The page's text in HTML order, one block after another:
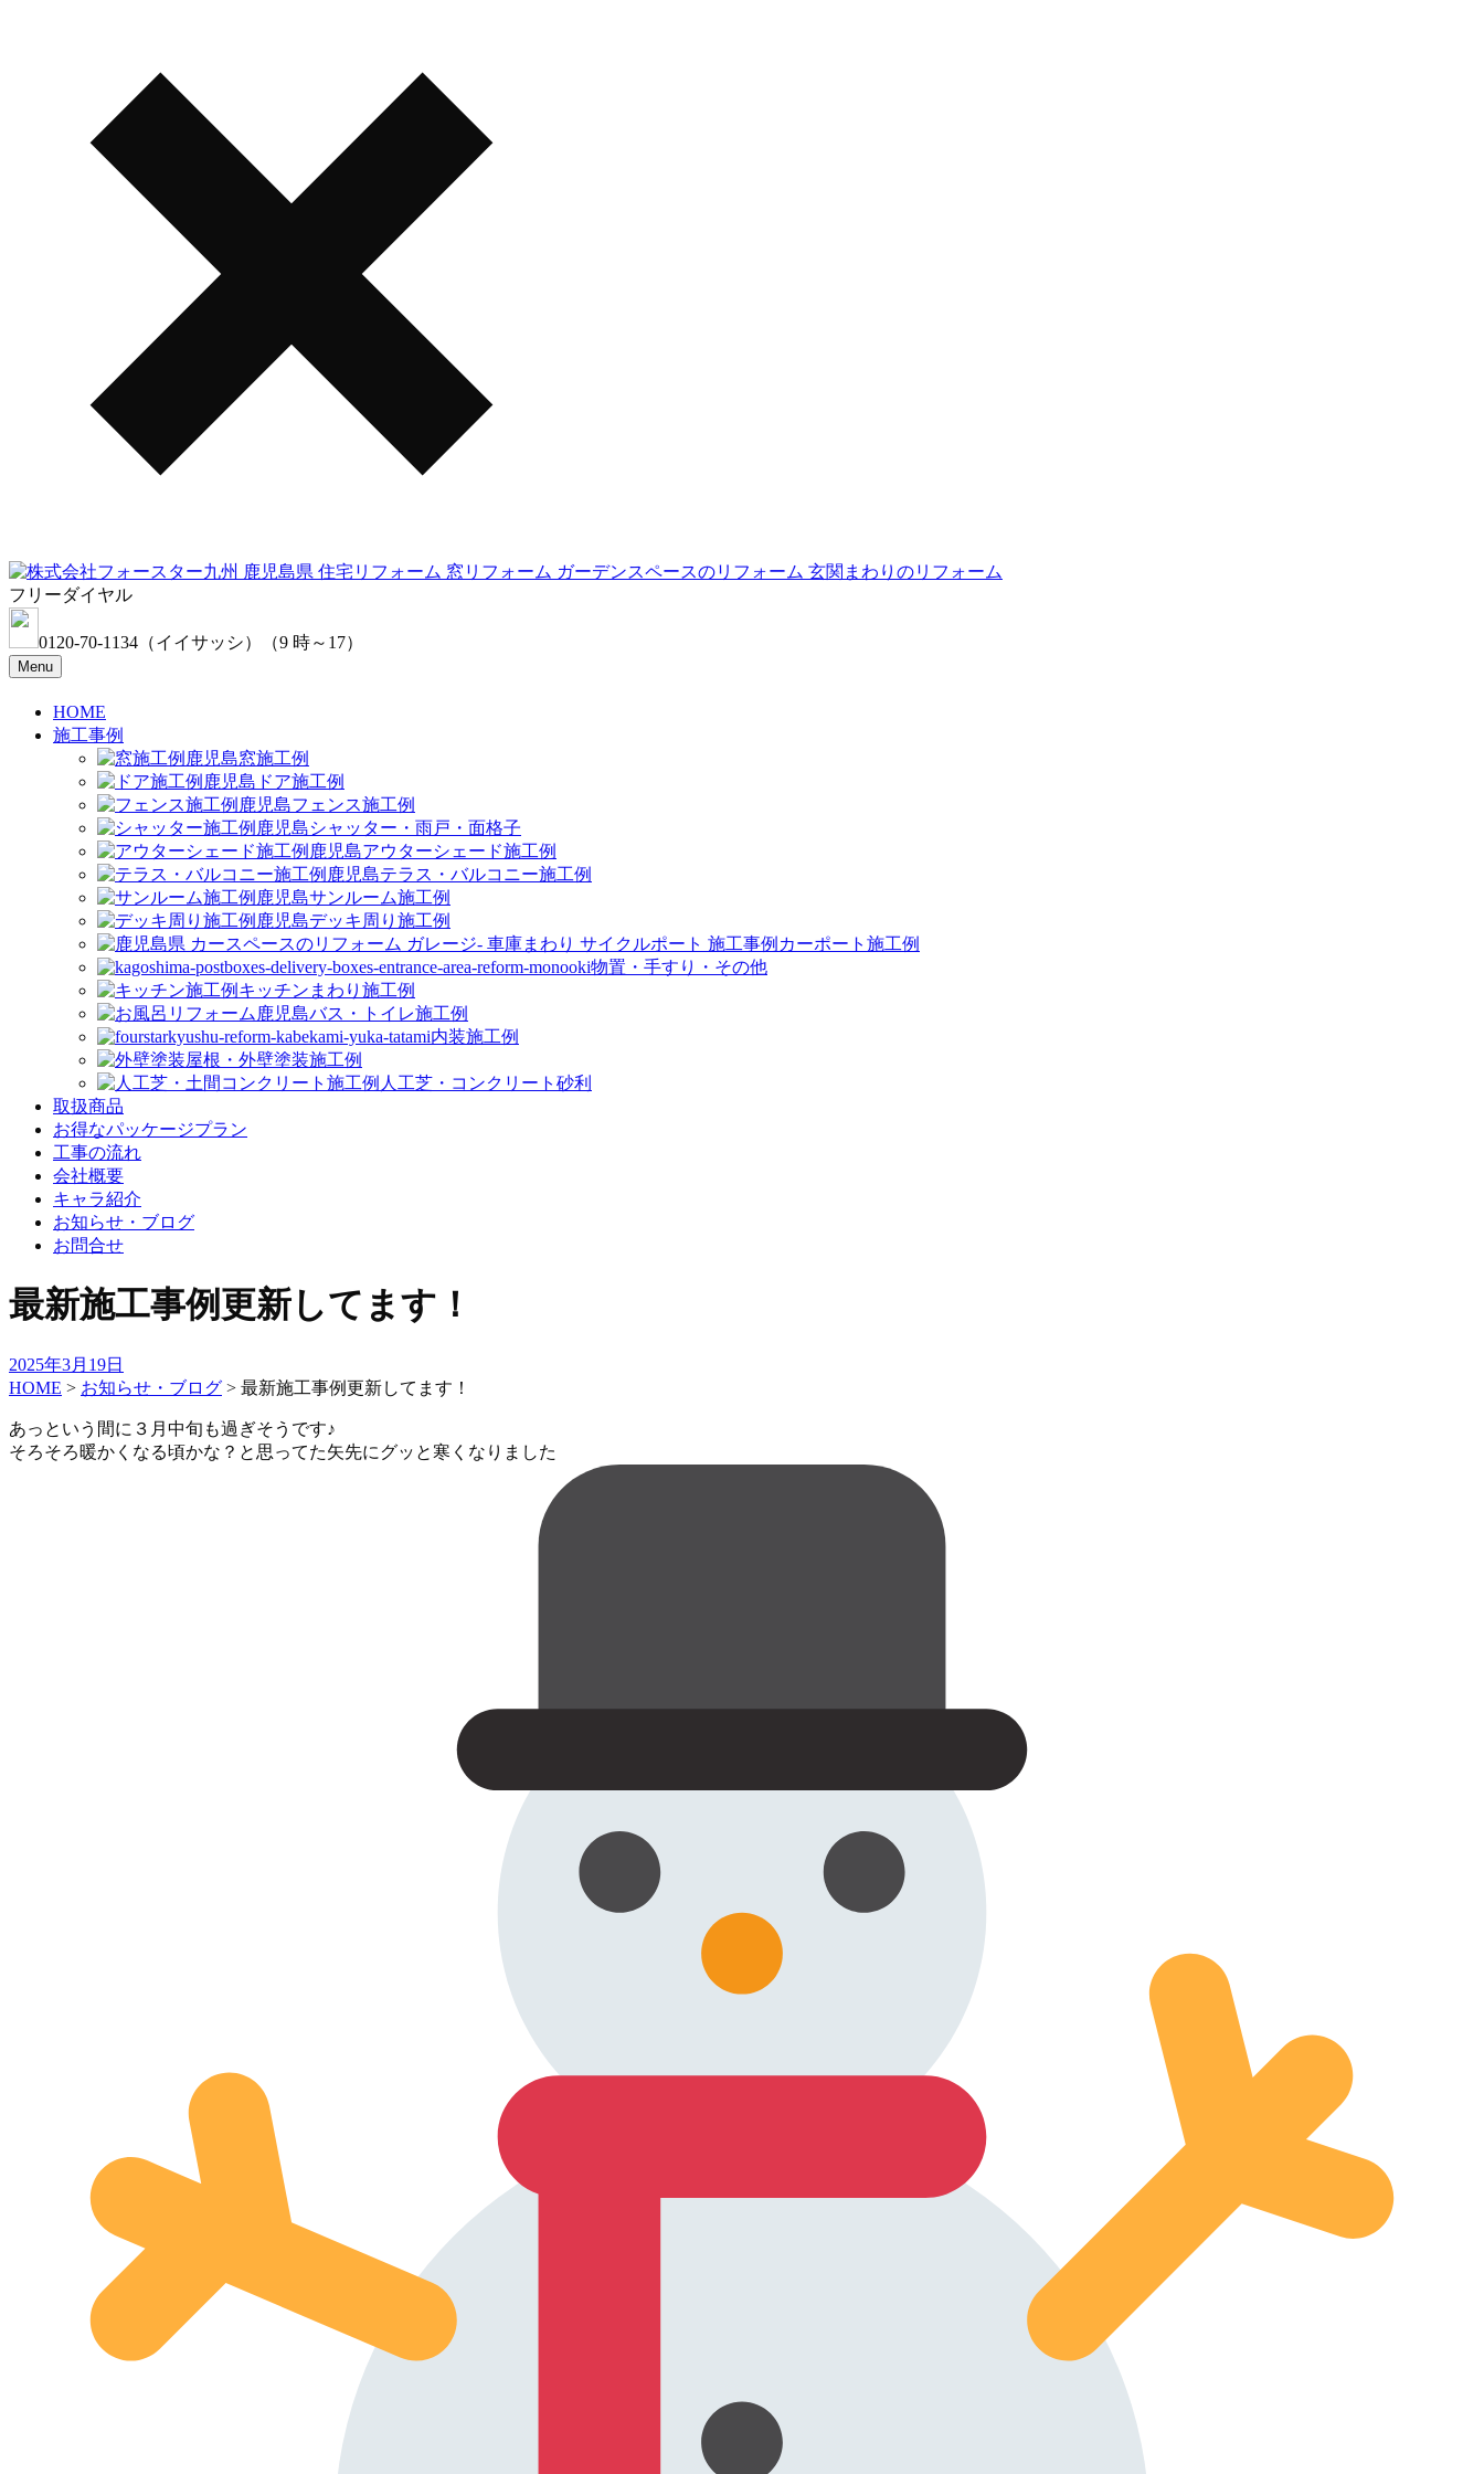
フリーダイヤル
0120-70-1134 （イイサッシ） （9 時～17）
Menu
HOME
施工事例
窓施工例
ドア施工例
フェンス施工例
シャッター・雨戸・面格子
アウターシェード施工例
テラス・バルコニー施工例
サンルーム施工例
デッキ周り施工例
カーポート施工例
物置・手すり・その他
キッチンまわり施工例
バス・トイレ施工例
内装施工例
屋根・外壁塗装施工例
人工芝・コンクリート砂利
取扱商品
お得なパッケージプラン
工事の流れ
会社概要
キャラ紹介
お知らせ・ブログ
お問合せ
最新施工事例更新してます！
2025年3月19日
HOME > お知らせ・ブログ > 最新施工事例更新してます！
あっという間に３月中旬も過ぎそうです♪
そろそろ暖かくなる頃かな？と思ってた矢先にグッと寒くなりました